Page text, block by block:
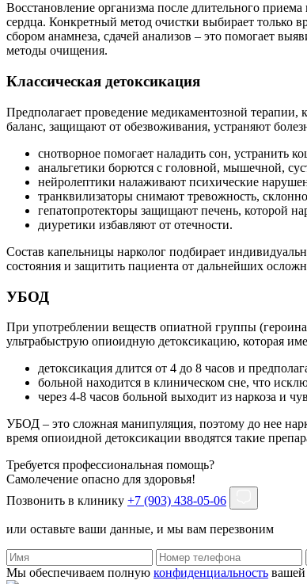
Восстановление организма после длительного
сердца. Конкретный метод очистки выбирает только
сбором анамнеза, сдачей анализов – это помогает
методы очищения.
Классическая детоксикация
Предполагает проведение медикаментозной
баланс, защищают от обезвоживания, устраняют
снотворное помогает наладить сон, устранить
анальгетики борются с головной, мышечной,
нейролептики налаживают психические
транквилизаторы снимают тревожность,
гепатопротекторы защищают печень, которой
диуретики избавляют от отечности.
Состав капельницы нарколог подбирает
состояния и защитить пациента от дальнейших
УБОД
При употреблении веществ опиатной группы
ультрабыструю опиоидную детоксикацию, которая
детоксикация длится от 4 до 8 часов и
больной находится в клиническом сне, что
через 4-8 часов больной выходит из наркоза и
УБОД – это сложная манипуляция, поэтому до нее
время опиоидной детоксикации вводятся такие
Требуется профессиональная помощь?
Самолечение опасно для здоровья!
Позвонить в клинику +7 (903) 438-05-06
или оставьте ваши данные, и мы вам перезвоним
Мы обеспечиваем полную конфиденциальность вашей